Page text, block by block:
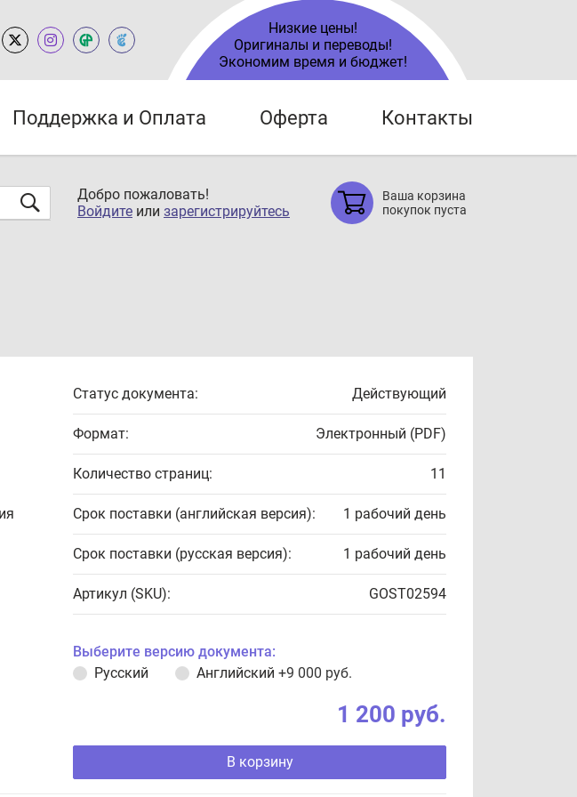
Низкие цены!
Оригиналы и переводы!
Экономим время и бюджет!
Поддержка и Оплата Оферта Контакты
Добро пожаловать!
Войдите или зарегистрируйтесь
Ваша корзина
покупок пуста
Статус документа: Действующий
Формат: Электронный (PDF)
Количество страниц: 11
Срок поставки (английская версия): 1 рабочий день
Срок поставки (русская версия): 1 рабочий день
Артикул (SKU): GOST02594
Выберите версию документа:
Русский
Английский +9 000 руб.
1 200 руб.
В корзину